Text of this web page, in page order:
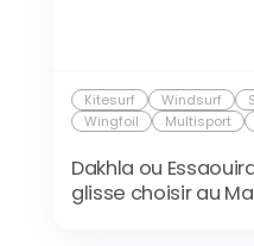
Kitesurf Windsurf
Wingfoil
Multisport
Dakhla ou
glisse choisir au